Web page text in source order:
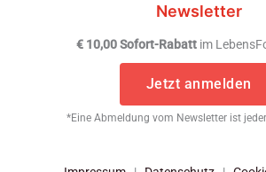
Newsletter
€ 10,00 Sofort-Rabatt im
Jetzt anmelden
*Eine Abmeldung vom Newsletter ist